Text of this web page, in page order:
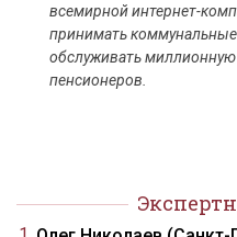
всемирной интернет-
принимать
обслуживать
пенсионеров.